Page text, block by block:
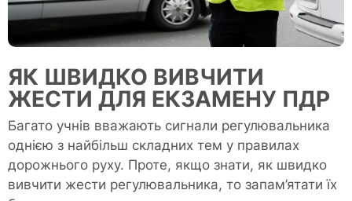
ЯК ШВИДКО ВИВЧИТИ
ЖЕСТИ ДЛЯ ЕКЗАМЕНУ ПДР
Багато учнів вважають сигнали регулювальника
однією з найбільш складних тем у правилах
дорожнього руху. Проте, якщо знати, як швидко
вивчити жести регулювальника, то запам’ятати їх